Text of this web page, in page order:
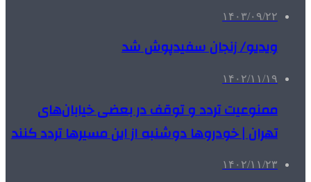
۱۴۰۳/۰۹/۲۲
ویدیو/ زنجان سفیدپوش شد
۱۴۰۲/۱۱/۱۹
ممنوعیت تردد و توقف در بعضی خیابان‌های
تهران | خودروها دوشنبه از این مسیرها تردد کنند
۱۴۰۲/۱۱/۲۳